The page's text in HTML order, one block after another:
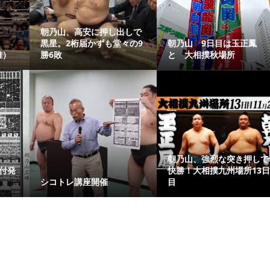
）
朝乃山、高安に押し出しで
黒星。2桁届かずも堂々の9
勝6敗
朝乃山 9日目は玉正鳳
と 大相撲秋場所
発
シコトレ講座開催
朝乃山、強烈な突き押しで
快勝！大相撲九州場所13日
目